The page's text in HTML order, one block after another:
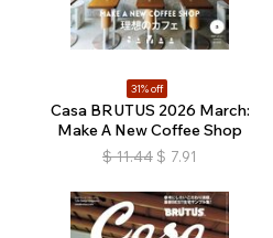
31% off
Casa BRUTUS 2026 March:
Make A New Coffee Shop
$ 11.44 $ 7.91